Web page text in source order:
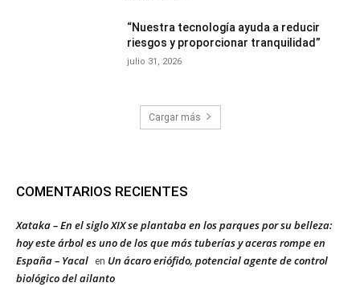
“Nuestra tecnología ayuda a reducir
riesgos y proporcionar tranquilidad”
julio 31, 2026
Cargar más
COMENTARIOS RECIENTES
Xataka – En el siglo XIX se plantaba en los parques por su belleza:
hoy este árbol es uno de los que más tuberías y aceras rompe en
España – Yacal
en Un ácaro eriófido, potencial agente de control
biológico del ailanto